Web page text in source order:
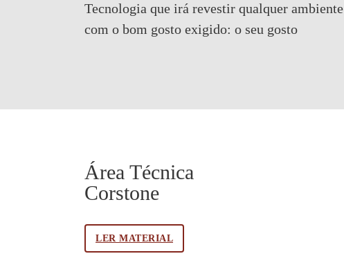
Tecnologia que irá revestir qualquer ambiente
com o bom gosto exigido: o seu gosto
Área Técnica
Corstone
LER MATERIAL